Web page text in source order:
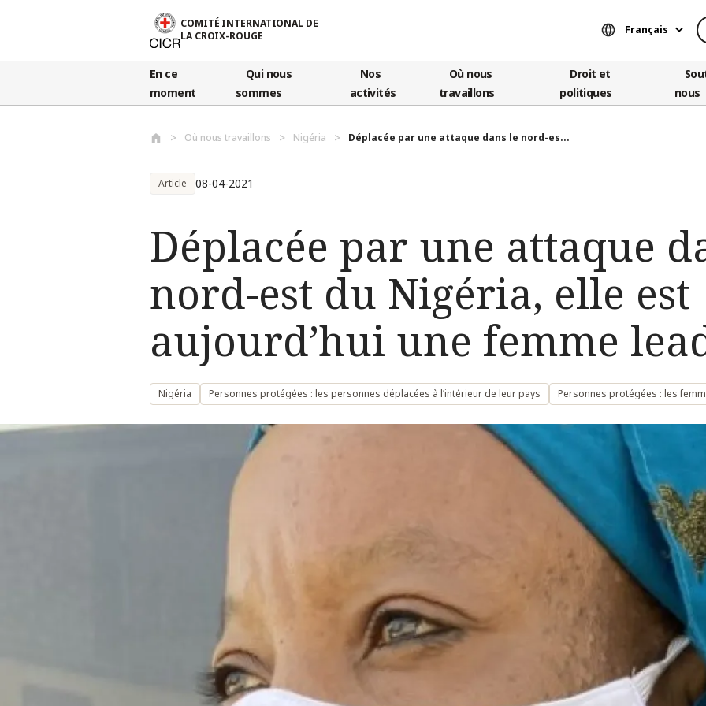
COMITÉ INTERNATIONAL DE
LA CROIX-ROUGE
Français
En ce
moment
Qui nous
sommes
Nos
activités
Où nous
travaillons
Droit et
politiques
nous
Où nous travaillons Nigéria Déplacée par une attaque dans le nord-es...
Article 08-04-2021
Déplacée par une attaque
nord-est du Nigéria, elle est
aujourd’hui une femme
Nigéria Personnes protégées : les personnes déplacées à l’intérieur de leur pays Personnes protégées : les